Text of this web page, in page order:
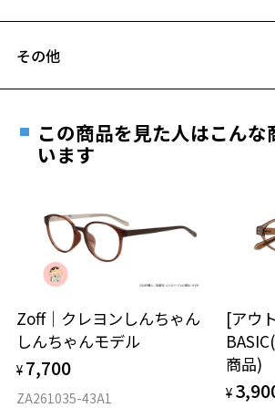
お持ちのZoffメガネサイズを確認す
仕上がり寸法
D 仕上がりの横幅：約137mm
フレームとレンズの合計料金を
安心1 フレーム１年間品質保証
きます。
※保証期間内に交換が行われた場合、保証期間
延長されません。
安心2 視力測定無料
視力の変化を早めに発見するために
力測定をおすすめいたします。
その他
ご希望のお客さまは、「レンズ交換券」
最寄りのZoff実店舗にてレンズをお買い
※サングラスやパッケージ品では「レン
談ください。
＜メガネの度数情報がわからない方へ＞
オンラインストアでフレームのみ購入し
実店舗で度付きにできます
ご購入時に「レンズ交換券」をお選びいた
度数を測定のうえ、度付きレンズ（標準
この商品を見た人はこんな
います
Zoff｜クレヨンしんちゃん
しんちゃんモデル
¥ 7,700
ZA261035-43A1
[アウ
商品)
¥